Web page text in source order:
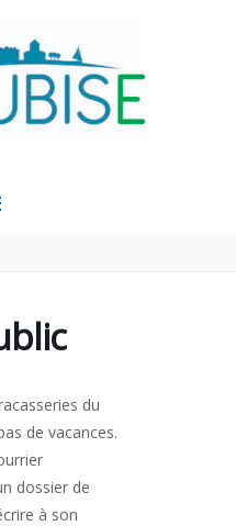
du
de vacances.
dossier de
à son